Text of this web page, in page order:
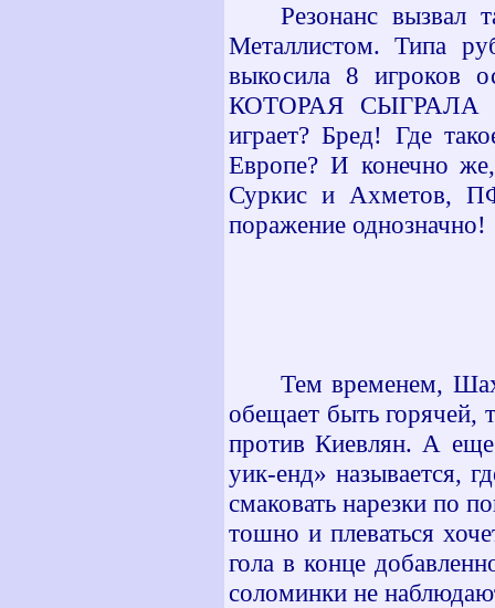
Резонанс вызвал
Металлистом. Типа
выкосила 8 игроков
КОТОРАЯ СЫГРАЛА
играет? Бред! Где
Европе? И конечно
Суркис и Ахметов,
поражение однозначно!
Тем временем,
обещает быть горячей,
против Киевлян. А еще
уик-енд» называется,
смаковать нарезки по
тошно и плеваться
гола в конце
соломинки не